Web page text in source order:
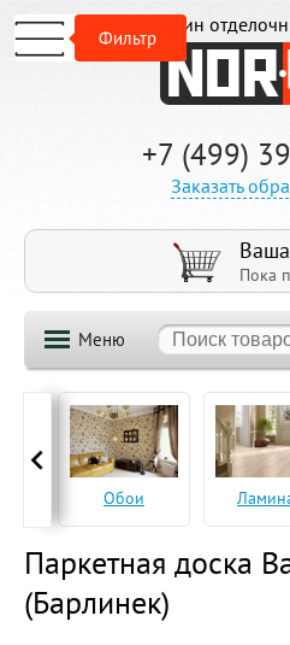
Магазин
+7 (499)
Заказать
Пока
Меню
Обои
Фильтр
Паркетная доска
(Барлинек)